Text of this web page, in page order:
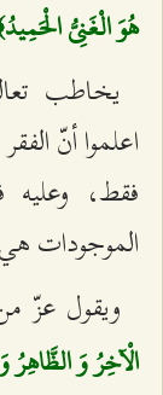
هُوَ الْغَنِيُّ
يخاطب
اعلموا أنّ
فقط،
الموجودات
ويقول عزّ
الْآخِرُ وَ